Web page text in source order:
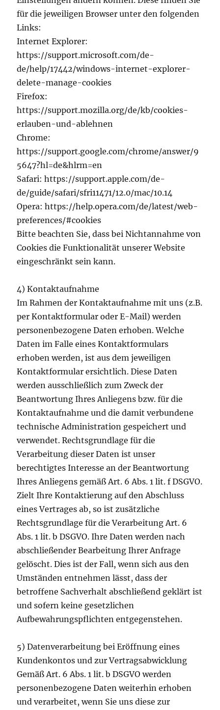
für die jeweiligen Browser unter den folgenden
Links:
Internet Explorer:
https://support.microsoft.com/de-
de/help/17442/windows-internet-explorer-
delete-manage-cookies
Firefox:
https://support.mozilla.org/de/kb/cookies-
erlauben-und-ablehnen
Chrome:
https://support.google.com/chrome/answer/9
5647?hl=de&hlrm=en
Safari: https://support.apple.com/de-
de/guide/safari/sfri11471/12.0/mac/10.14
Opera: https://help.opera.com/de/latest/web-
preferences/#cookies
Bitte beachten Sie, dass bei Nichtannahme von
Cookies die Funktionalität unserer Website
eingeschränkt sein kann.
4) Kontaktaufnahme
Im Rahmen der Kontaktaufnahme mit uns (z.B.
per Kontaktformular oder E-Mail) werden
personenbezogene Daten erhoben. Welche
Daten im Falle eines Kontaktformulars
erhoben werden, ist aus dem jeweiligen
Kontaktformular ersichtlich. Diese Daten
werden ausschließlich zum Zweck der
Beantwortung Ihres Anliegens bzw. für die
Kontaktaufnahme und die damit verbundene
technische Administration gespeichert und
verwendet. Rechtsgrundlage für die
Verarbeitung dieser Daten ist unser
berechtigtes Interesse an der Beantwortung
Ihres Anliegens gemäß Art. 6 Abs. 1 lit. f DSGVO.
Zielt Ihre Kontaktierung auf den Abschluss
eines Vertrages ab, so ist zusätzliche
Rechtsgrundlage für die Verarbeitung Art. 6
Abs. 1 lit. b DSGVO. Ihre Daten werden nach
abschließender Bearbeitung Ihrer Anfrage
gelöscht. Dies ist der Fall, wenn sich aus den
Umständen entnehmen lässt, dass der
betroffene Sachverhalt abschließend geklärt ist
und sofern keine gesetzlichen
Aufbewahrungspflichten entgegenstehen.
5) Datenverarbeitung bei Eröffnung eines
Kundenkontos und zur Vertragsabwicklung
Gemäß Art. 6 Abs. 1 lit. b DSGVO werden
personenbezogene Daten weiterhin erhoben
und verarbeitet, wenn Sie uns diese zur